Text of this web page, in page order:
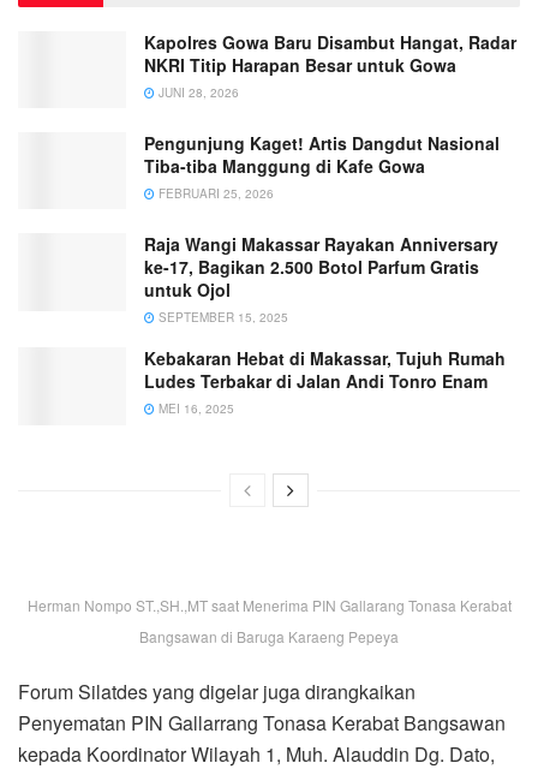
Kapolres Gowa Baru Disambut Hangat, Radar
NKRI Titip Harapan Besar untuk Gowa
JUNI 28, 2026
Pengunjung Kaget! Artis Dangdut Nasional
Tiba-tiba Manggung di Kafe Gowa
FEBRUARI 25, 2026
Raja Wangi Makassar Rayakan Anniversary
ke-17, Bagikan 2.500 Botol Parfum Gratis
untuk Ojol
SEPTEMBER 15, 2025
Kebakaran Hebat di Makassar, Tujuh Rumah
Ludes Terbakar di Jalan Andi Tonro Enam
MEI 16, 2025
Herman Nompo ST.,SH.,MT saat Menerima PIN Gallarang Tonasa Kerabat
Bangsawan di Baruga Karaeng Pepeya
Forum Silatdes yang digelar juga dirangkaikan
Penyematan PIN Gallarrang Tonasa Kerabat Bangsawan
kepada Koordinator Wilayah 1, Muh. Alauddin Dg. Dato,